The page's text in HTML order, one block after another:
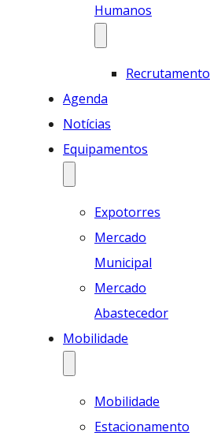
Humanos
Recrutamento
Agenda
Notícias
Equipamentos
Expotorres
Mercado
Municipal
Mercado
Abastecedor
Mobilidade
Mobilidade
Estacionamento